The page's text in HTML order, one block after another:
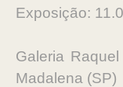
Exposição:
Galeria
Madalena (SP)